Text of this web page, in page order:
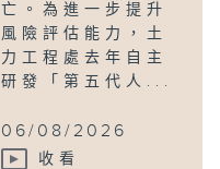
亡。為進一步提升
風險評估能力，土
力工程處去年自主
研發「第五代人...
06/08/2026
收看